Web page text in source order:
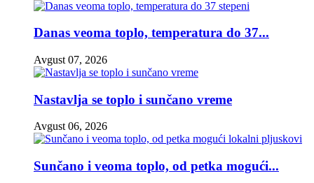
Danas veoma toplo, temperatura do 37...
Avgust 07, 2026
Nastavlja se toplo i sunčano vreme
Avgust 06, 2026
Sunčano i veoma toplo, od petka mogući...